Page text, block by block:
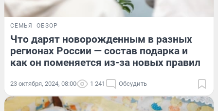
СЕМЬЯ ОБЗОР
Что дарят новорожденным в разных
регионах России — состав подарка и
как он поменяется из-за новых правил
23 октября, 2024, 08:00 1 241 Обсудить